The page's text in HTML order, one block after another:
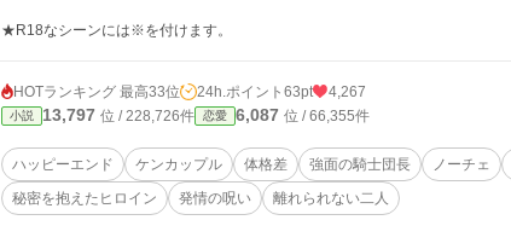
★R18なシーンには※を付けます。
HOTランキング 最高33位 24h.ポイント 63pt 4,267
小説 13,797 位 / 228,726件 恋愛 6,087 位 / 66,355件
ハッピーエンド ケンカップル 体格差 強面の騎士団長 ノーチェ
秘密を抱えたヒロイン
発情の呪い 離れられない二人